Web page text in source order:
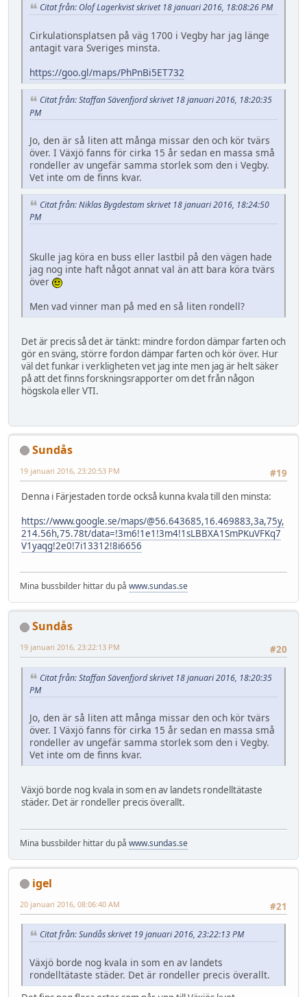
Citat från: Olof Lagerkvist skrivet 18 januari 2016, 18:08:26 PM
Cirkulationsplatsen på väg 1700 i Vegby har jag länge
antagit vara Sveriges minsta.
https://goo.gl/maps/PhPnBi5ET732
Citat från: Staffan Sävenfjord skrivet 18 januari 2016, 18:20:35
PM
Jo, den är så liten att många missar den och kör tvärs
över. I Växjö fanns för cirka 15 år sedan en massa små
rondeller av ungefär samma storlek som den i Vegby.
Vet inte om de finns kvar.
Citat från: Niklas Bygdestam skrivet 18 januari 2016, 18:24:50
PM
Skulle jag köra en buss eller lastbil på den vägen hade
jag nog inte haft något annat val än att bara köra tvärs
över
Men vad vinner man på med en så liten rondell?
Det är precis så det är tänkt: mindre fordon dämpar farten och
gör en sväng, större fordon dämpar farten och kör över. Hur
väl det funkar i verkligheten vet jag inte men jag är helt säker
på att det finns forskningsrapporter om det från någon
högskola eller VTI.
Sundås
#19
19 januari 2016, 23:20:53 PM
Denna i Färjestaden torde också kunna kvala till den minsta:
https://www.google.se/maps/@56.643685,16.469883,3a,75y,
214.56h,75.78t/data=!3m6!1e1!3m4!1sLBBXA1SmPKuVFKq7
V1yaqg!2e0!7i13312!8i6656
Mina bussbilder hittar du på www.sundas.se
Sundås
#20
19 januari 2016, 23:22:13 PM
Citat från: Staffan Sävenfjord skrivet 18 januari 2016, 18:20:35
PM
Jo, den är så liten att många missar den och kör tvärs
över. I Växjö fanns för cirka 15 år sedan en massa små
rondeller av ungefär samma storlek som den i Vegby.
Vet inte om de finns kvar.
Växjö borde nog kvala in som en av landets rondelltätaste
städer. Det är rondeller precis överallt.
Mina bussbilder hittar du på www.sundas.se
igel
#21
20 januari 2016, 08:06:40 AM
Citat från: Sundås skrivet 19 januari 2016, 23:22:13 PM
Växjö borde nog kvala in som en av landets
rondelltätaste städer. Det är rondeller precis överallt.